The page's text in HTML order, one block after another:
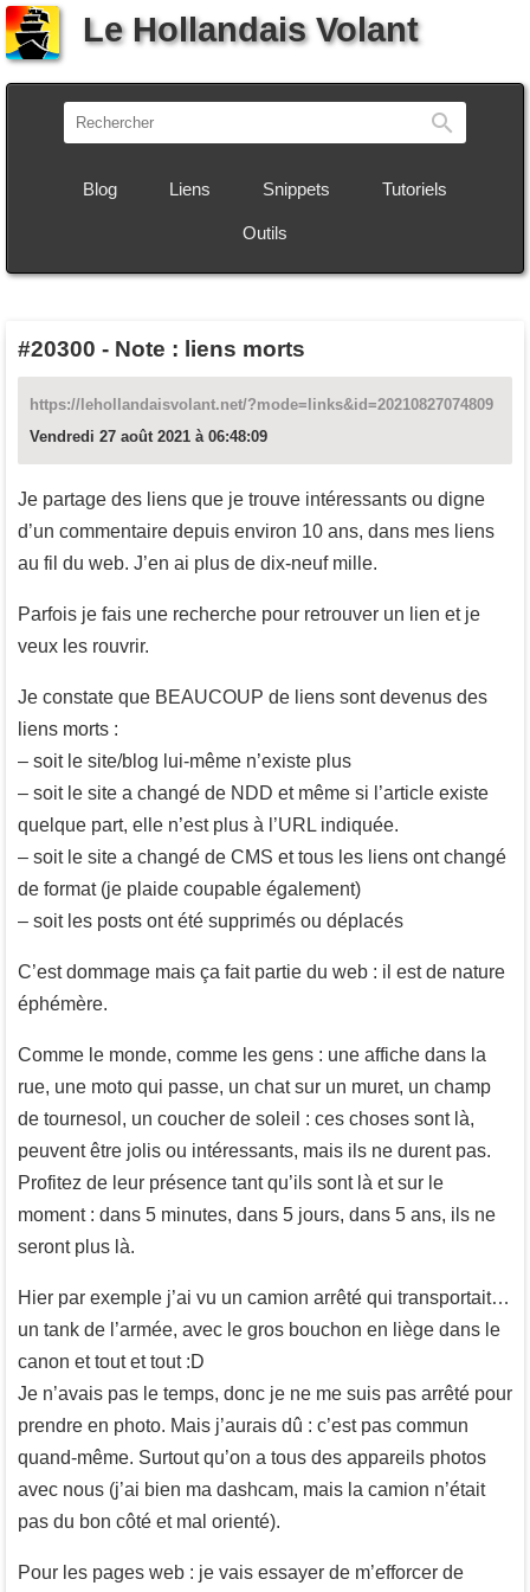
Le Hollandais Volant
Blog Liens Snippets Tutoriels
Outils
#20300 - Note : liens morts
https://lehollandaisvolant.net/?mode=links&id=20210827074809
Vendredi 27 août 2021 à 06:48:09
Je partage des liens que je trouve intéressants ou digne
d’un commentaire depuis environ 10 ans, dans mes liens
au fil du web. J’en ai plus de dix-neuf mille.
Parfois je fais une recherche pour retrouver un lien et je
veux les rouvrir.
Je constate que BEAUCOUP de liens sont devenus des
liens morts :
– soit le site/blog lui-même n’existe plus
– soit le site a changé de NDD et même si l’article existe
quelque part, elle n’est plus à l’URL indiquée.
– soit le site a changé de CMS et tous les liens ont changé
de format (je plaide coupable également)
– soit les posts ont été supprimés ou déplacés
C’est dommage mais ça fait partie du web : il est de nature
éphémère.
Comme le monde, comme les gens : une affiche dans la
rue, une moto qui passe, un chat sur un muret, un champ
de tournesol, un coucher de soleil : ces choses sont là,
peuvent être jolis ou intéressants, mais ils ne durent pas.
Profitez de leur présence tant qu’ils sont là et sur le
moment : dans 5 minutes, dans 5 jours, dans 5 ans, ils ne
seront plus là.
Hier par exemple j’ai vu un camion arrêté qui transportait…
un tank de l’armée, avec le gros bouchon en liège dans le
canon et tout et tout :D
Je n’avais pas le temps, donc je ne me suis pas arrêté pour
prendre en photo. Mais j’aurais dû : c’est pas commun
quand-même. Surtout qu’on a tous des appareils photos
avec nous (j’ai bien ma dashcam, mais la camion n’était
pas du bon côté et mal orienté).
Pour les pages web : je vais essayer de m’efforcer de